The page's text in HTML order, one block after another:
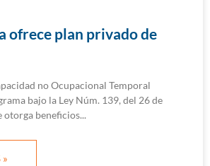
ofrece plan privado de
no Ocupacional Temporal
bajo la Ley Núm. 139, del 26 de
otorga beneficios